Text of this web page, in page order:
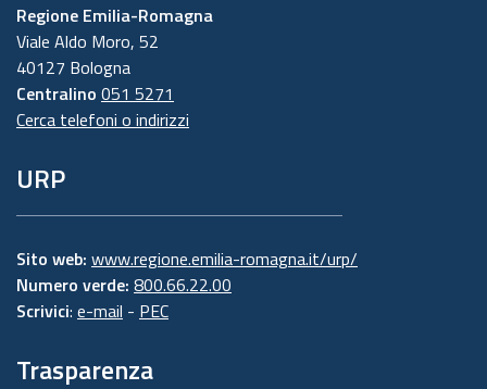
Regione Emilia-Romagna
Viale Aldo Moro, 52
40127 Bologna
Centralino 051 5271
Cerca telefoni o indirizzi
URP
Sito web: www.regione.emilia-romagna.it/urp/
Numero verde: 800.66.22.00
Scrivici: e-mail - PEC
Trasparenza